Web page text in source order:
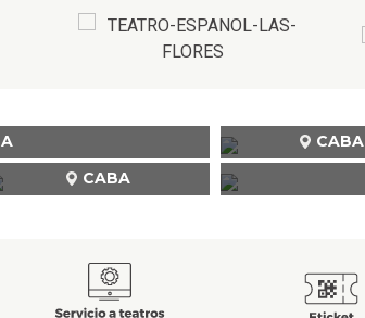
CABA
CABA